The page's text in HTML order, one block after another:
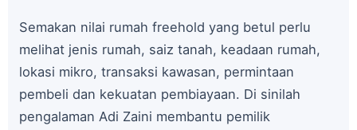
Semakan nilai rumah freehold yang betul perlu
melihat jenis rumah, saiz tanah, keadaan rumah,
lokasi mikro, transaksi kawasan, permintaan
pembeli dan kekuatan pembiayaan. Di sinilah
pengalaman Adi Zaini membantu pemilik